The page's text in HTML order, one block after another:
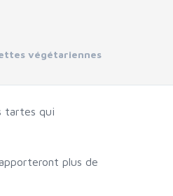
végétariennes
tartes qui
plus de